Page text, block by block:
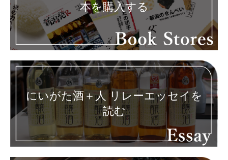
本を購入する
にいがた酒＋人 リレーエッセイを
読む